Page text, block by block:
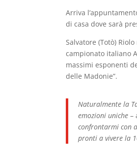
Arriva
di casa dove sarà
Salvatore (Totò)
campionato italiano
massimi esponenti
delle Madonie”.
Naturalmente la
emozioni uniche –
confrontarmi con
pronti a vivere la